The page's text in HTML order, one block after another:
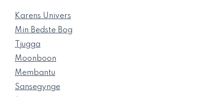
Karens Univers
Min Bedste Bog
Tjugga
Moonboon
Membantu
Sansegynge